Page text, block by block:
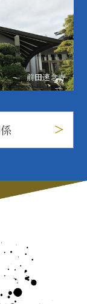
前田速念寺